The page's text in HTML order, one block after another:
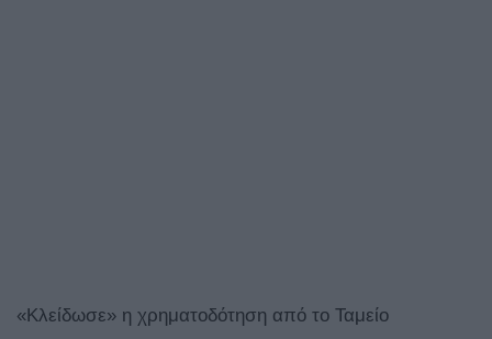
«Κλείδωσε» η χρηματοδότηση από το Ταμείο